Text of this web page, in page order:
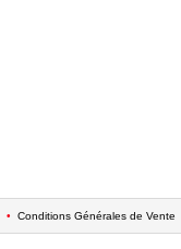
• Conditions Générales de Vente